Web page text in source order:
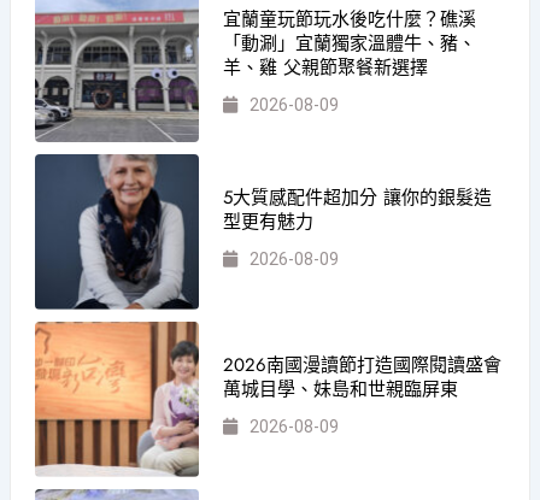
宜蘭童玩節玩水後吃什麼？礁溪
「動涮」宜蘭獨家溫體牛、豬、
羊、雞 父親節聚餐新選擇
2026-08-09
5大質感配件超加分 讓你的銀髮造
型更有魅力
2026-08-09
2026南國漫讀節打造國際閱讀盛會
萬城目學、妹島和世親臨屏東
2026-08-09